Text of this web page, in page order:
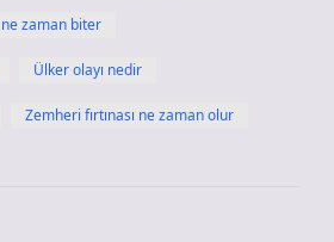
zaman biter
Ülker olayı nedir
Zemheri fırtınası ne zaman olur